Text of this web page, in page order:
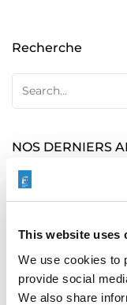
This website uses
We use cookies to
provide social
We also share
Recherche
for:
NOS DERNIERS